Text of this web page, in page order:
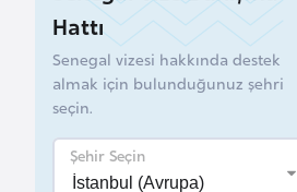
Hattı
Senegal vizesi hakkında destek
almak için bulunduğunuz şehri
seçin.
Şehir Seçin
e
l
r
u